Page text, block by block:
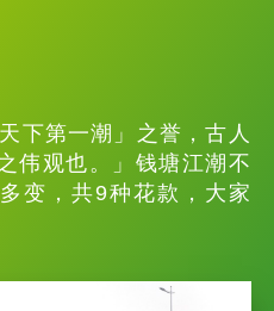
下第一潮」之誉，古人
伟观也。」钱塘江潮不
变，共9种花款，大家